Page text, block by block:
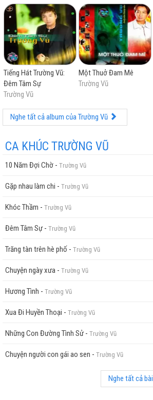
Tiếng Hát Trường Vũ:
Đêm Tâm Sự
Trường Vũ
Một Thuở Đam Mê
Trường Vũ
Nghe tất cả album của Trường Vũ
CA KHÚC TRƯỜNG VŨ
10 Năm Đợi Chờ - Trường Vũ
Gặp nhau làm chi - Trường Vũ
Khóc Thầm - Trường Vũ
Đêm Tâm Sự - Trường Vũ
Trăng tàn trên hè phố - Trường Vũ
Chuyện ngày xưa - Trường Vũ
Hương Tình - Trường Vũ
Xua Đi Huyền Thoại - Trường Vũ
Những Con Đường Tình Sử - Trường Vũ
Chuyện người con gái ao sen - Trường Vũ
Nghe tất cả